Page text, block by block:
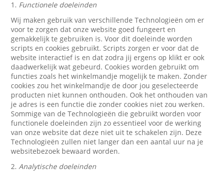
1. Functionele doeleinden
Wij maken gebruik van verschillende Technologieën om er
voor te zorgen dat onze website goed fungeert en
gemakkelijk te gebruiken is. Voor dit doeleinde worden
scripts en cookies gebruikt. Scripts zorgen er voor dat de
website interactief is en dat zodra jij ergens op klikt er ook
daadwerkelijk wat gebeurd. Cookies worden gebruikt om
functies zoals het winkelmandje mogelijk te maken. Zonder
cookies zou het winkelmandje de door jou geselecteerde
producten niet kunnen onthouden. Ook het onthouden van
je adres is een functie die zonder cookies niet zou werken.
Sommige van de Technologieën die gebruikt worden voor
functionele doeleinden zijn zo essentieel voor de werking
van onze website dat deze niet uit te schakelen zijn. Deze
Technologieën zullen niet langer dan een aantal uur na je
websitebezoek bewaard worden.
2.Analytische doeleinden